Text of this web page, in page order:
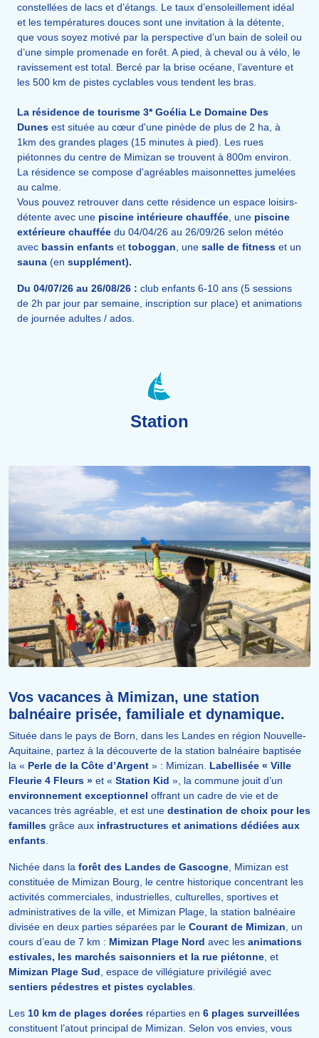
constellées de lacs et d’étangs. Le taux d’ensoleillement idéal
et les températures douces sont une invitation à la détente,
que vous soyez motivé par la perspective d’un bain de soleil ou
d’une simple promenade en forêt. A pied, à cheval ou à vélo, le
ravissement est total. Bercé par la brise océane, l’aventure et
les 500 km de pistes cyclables vous tendent les bras.
La résidence de tourisme 3* Goélia Le Domaine Des
Dunes est située au cœur d'une pinède de plus de 2 ha, à
1km des grandes plages (15 minutes à pied). Les rues
piétonnes du centre de Mimizan se trouvent à 800m environ.
La résidence se compose d'agréables maisonnettes jumelées
au calme.
Vous pouvez retrouver dans cette résidence un espace loisirs-
détente avec une piscine intérieure chauffée , une piscine
extérieure chauffée du 04/04/26 au 26/09/26 selon météo
avec bassin enfants et toboggan , une salle de fitness et un
sauna (en supplément).
Du 04/07/26 au 26/08/26 : club enfants 6-10 ans (5 sessions
de 2h par jour par semaine, inscription sur place) et animations
de journée adultes / ados.
Station
Vos vacances à Mimizan, une station
balnéaire prisée, familiale et dynamique.
Située dans le pays de Born, dans les Landes en région Nouvelle-
Aquitaine, partez à la découverte de la station balnéaire baptisée
la « Perle de la Côte d’Argent » : Mimizan.
Labellisée « Ville
Fleurie 4 Fleurs » et « Station Kid », la commune jouit d’un
environnement exceptionnel offrant un cadre de vie et de
vacances très agréable, et est une destination de choix pour les
familles grâce aux infrastructures et animations dédiées aux
enfants
Nichée dans la forêt des Landes de Gascogne , Mimizan est
constituée de Mimizan Bourg, le centre historique concentrant les
activités commerciales, industrielles, culturelles, sportives et
administratives de la ville, et Mimizan Plage, la station balnéaire
divisée en deux parties séparées par le Courant de Mimizan , un
cours d’eau de 7 km : Mimizan Plage Nord avec les animations
estivales, les marchés saisonniers et la rue piétonne , et
Mimizan Plage Sud , espace de villégiature privilégié avec
sentiers pédestres et pistes cyclables
Les 10 km de plages dorées réparties en 6 plages surveillées
constituent l’atout principal de Mimizan. Selon vos envies, vous